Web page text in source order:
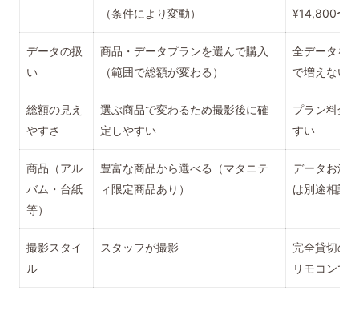
（条件により変動）
¥14,800〜）
データの扱
い
商品・データプランを選んで購入
（範囲で総額が変わる）
全データを
で増えない）
総額の見え
やすさ
選ぶ商品で変わるため撮影後に確
定しやすい
プラン料金
すい
商品（アル
バム・台紙
等）
豊富な商品から選べる（マタニテ
ィ限定商品あり）
データお渡
は別途相談）
撮影スタイ
ル
スタッフが撮影
完全貸切の
リモコンで